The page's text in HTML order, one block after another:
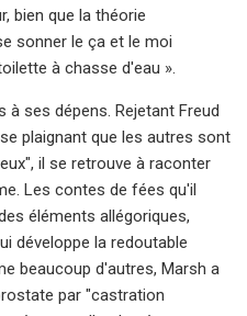
bien que la théorie
sonner le ça et le moi
à chasse d'eau ».
ses dépens. Rejetant Freud
plaignant que les autres sont
il se retrouve à raconter
Les contes de fées qu'il
éléments allégoriques,
développe la redoutable
beaucoup d'autres, Marsh a
par "castration